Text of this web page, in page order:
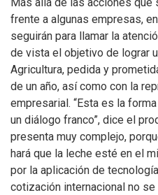
frente a algunas empresas,
seguirán para llamar la
de vista el objetivo de lograr
Agricultura, pedida y
de un año, así como con la
empresarial. “Esta es la
un diálogo franco”, dice el
presenta muy complejo,
hará que la leche esté en el
por la aplicación de
cotización internacional no